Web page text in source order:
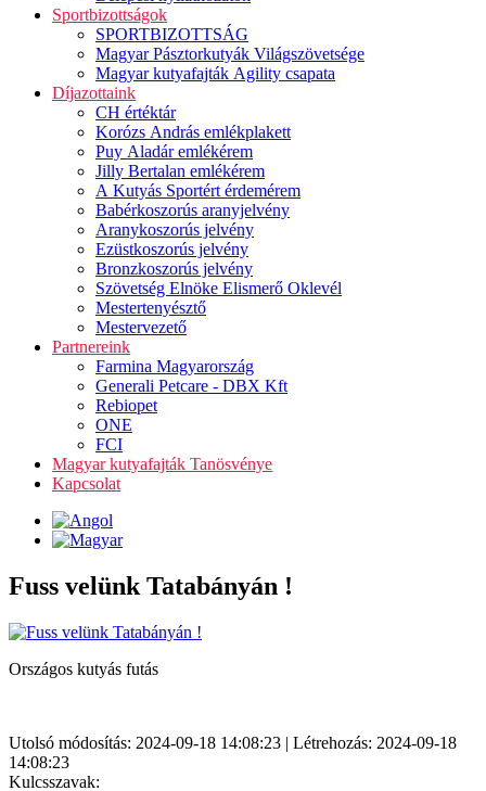
Sportbizottságok
SPORTBIZOTTSÁG
Magyar Pásztorkutyák Világszövetsége
Magyar kutyafajták Agility csapata
Díjazottaink
CH értéktár
Korózs András emlékplakett
Puy Aladár emlékérem
Jilly Bertalan emlékérem
A Kutyás Sportért érdemérem
Babérkoszorús aranyjelvény
Aranykoszorús jelvény
Ezüstkoszorús jelvény
Bronzkoszorús jelvény
Szövetség Elnöke Elismerő Oklevél
Mestertenyésztő
Mestervezető
Partnereink
Farmina Magyarország
Generali Petcare - DBX Kft
Rebiopet
ONE
FCI
Magyar kutyafajták Tanösvénye
Kapcsolat
Fuss velünk Tatabányán !
Országos kutyás futás
Utolsó módosítás: 2024-09-18 14:08:23 | Létrehozás: 2024-09-18
14:08:23
Kulcsszavak: